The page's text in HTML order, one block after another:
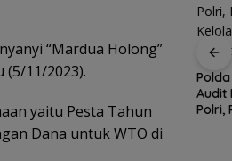
“Mardua Holong”
(5/11/2023).
yaitu Pesta Tahun
Dana untuk WTO di
Kupon Wakaf Tunai,
Perluas Partisipasi
Masyarakat dalam
Wakaf Produktif
Audit
Polri,